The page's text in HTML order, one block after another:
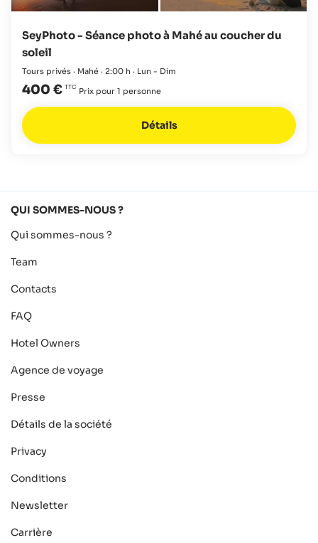
SeyPhoto - Séance photo à Mahé au coucher du
soleil
Tours privés · Mahé · 2:00 h · Lun - Dim
400 € Prix pour 1 personne
Détails
QUI SOMMES-NOUS ?
Qui sommes-nous ?
Team
Contacts
FAQ
Hotel Owners
Agence de voyage
Presse
Détails de la société
Privacy
Conditions
Newsletter
Carrière